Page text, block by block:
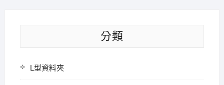
分類
L型資料夾